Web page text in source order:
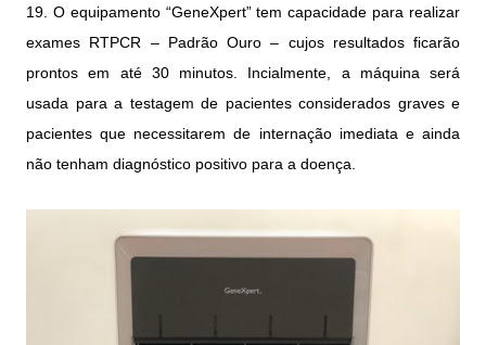
19. O equipamento “GeneXpert” tem capacidade para realizar
exames RTPCR – Padrão Ouro – cujos resultados ficarão
prontos em até 30 minutos. Incialmente, a máquina será
usada para a testagem de pacientes considerados graves e
pacientes que necessitarem de internação imediata e ainda
não tenham diagnóstico positivo para a doença.